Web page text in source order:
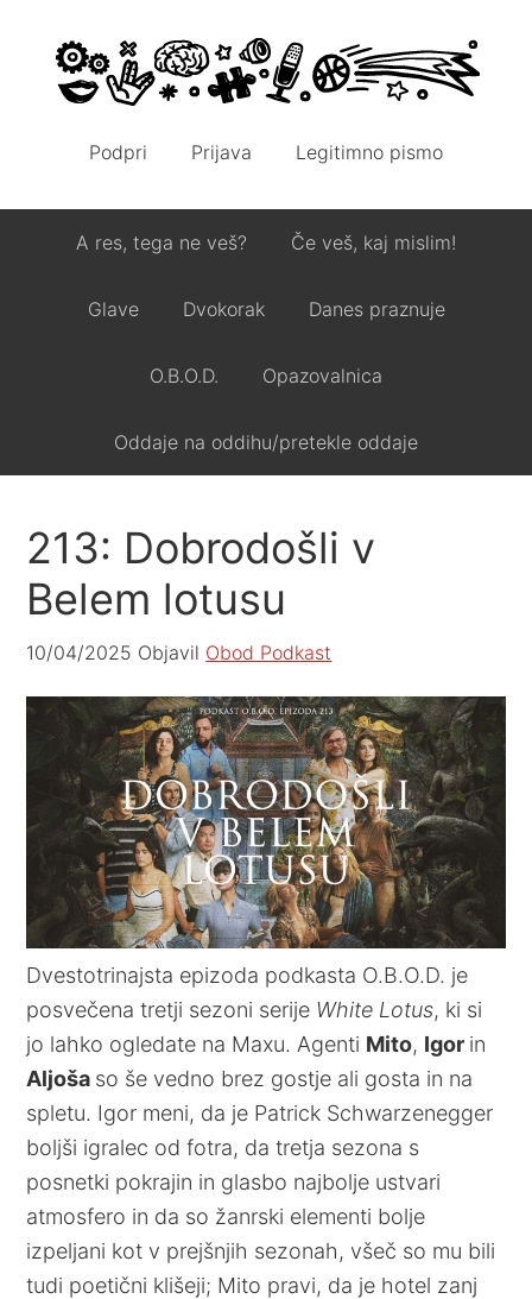
Podpri Prijava Legitimno pismo
A res, tega ne veš? Če veš, kaj mislim!
Glave Dvokorak Danes praznuje
O.B.O.D. Opazovalnica
Oddaje na oddihu/pretekle oddaje
213: Dobrodošli v
Belem lotusu
10/04/2025 Objavil Obod Podkast
Dvestotrinajsta epizoda podkasta O.B.O.D. je
posvečena tretji sezoni serije White Lotus, ki si
jo lahko ogledate na Maxu. Agenti Mito, Igor in
Aljoša so še vedno brez gostje ali gosta in na
spletu. Igor meni, da je Patrick Schwarzenegger
boljši igralec od fotra, da tretja sezona s
posnetki pokrajin in glasbo najbolje ustvari
atmosfero in da so žanrski elementi bolje
izpeljani kot v prejšnjih sezonah, všeč so mu bili
tudi poetični klišeji; Mito pravi, da je hotel zanj